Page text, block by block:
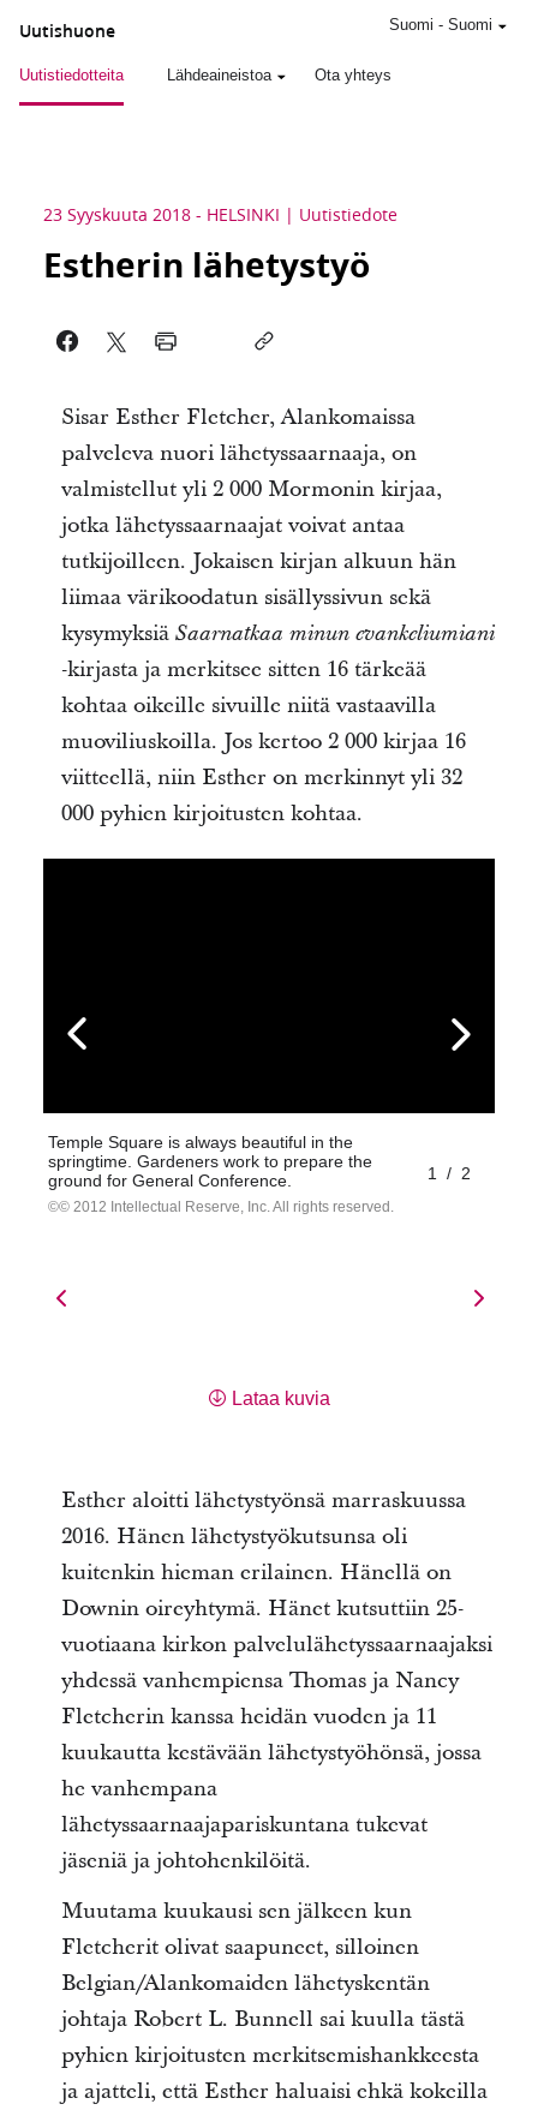
Uutishuone
Uutistiedotteita Lähdeaineistoa Ota yhteys
Suomi - Suomi
23 Syyskuuta 2018 - HELSINKI Uutistiedote
Estherin lähetystyö
Sisar Esther Fletcher, Alankomaissa
palveleva nuori lähetyssaarnaaja, on
valmistellut yli 2 000 Mormonin kirjaa,
jotka lähetyssaarnaajat voivat antaa
tutkijoilleen. Jokaisen kirjan alkuun hän
liimaa värikoodatun sisällyssivun sekä
kysymyksiä Saarnatkaa minun evankeliumiani
-kirjasta ja merkitsee sitten 16 tärkeää
kohtaa oikeille sivuille niitä vastaavilla
muoviliuskoilla. Jos kertoo 2 000 kirjaa 16
viitteellä, niin Esther on merkinnyt yli 32
000 pyhien kirjoitusten kohtaa.
Temple Square is always beautiful in the
springtime. Gardeners work to prepare the
ground for General Conference.
© 2012 Intellectual Reserve, Inc. All rights reserved.
1 / 2
Lataa kuvia
Esther aloitti lähetystyönsä marraskuussa
2016. Hänen lähetystyökutsunsa oli
kuitenkin hieman erilainen. Hänellä on
Downin oireyhtymä. Hänet kutsuttiin 25-
vuotiaana kirkon palvelulähetyssaarnaajaksi
yhdessä vanhempiensa Thomas ja Nancy
Fletcherin kanssa heidän vuoden ja 11
kuukautta kestävään lähetystyöhönsä, jossa
he vanhempana
lähetyssaarnaajapariskuntana tukevat
jäseniä ja johtohenkilöitä.
Muutama kuukausi sen jälkeen kun
Fletcherit olivat saapuneet, silloinen
Belgian/Alankomaiden lähetyskentän
johtaja Robert L. Bunnell sai kuulla tästä
pyhien kirjoitusten merkitsemishankkeesta
ja ajatteli, että Esther haluaisi ehkä kokeilla